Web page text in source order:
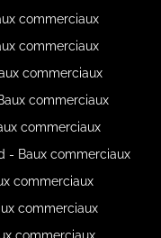
commerciaux
commerciaux
commerciaux
commerciaux
commerciaux
- Baux commerciaux
commerciaux
commerciaux